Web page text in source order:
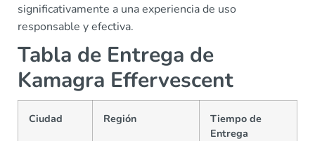
significativamente a una experiencia de uso
responsable y efectiva.
Tabla de Entrega de
Kamagra Effervescent
Ciudad Región
Tiempo de
Entrega